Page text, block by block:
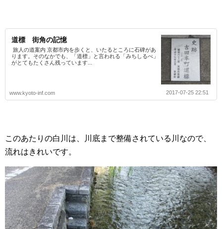
道標 街角の記憶
旅人の道案内 京都市内を歩くと、いたるところに石碑があ
ります。そのなかでも、「道標」と言われる「みちしるべ」
がとてもたくさん残っています...
www.kyoto-inf.com 2017-07-25 22:51
このあたりの白川は、川底まで整備されている川なので、
流れはきれいです。